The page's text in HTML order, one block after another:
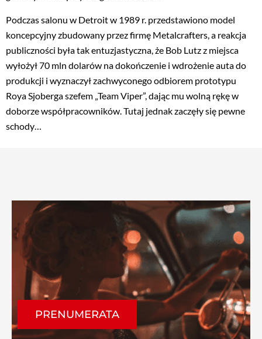
Podczas salonu w Detroit w 1989 r. przedstawiono model
koncepcyjny zbudowany przez firmę Metalcrafters, a reakcja
publiczności była tak entuzjastyczna, że Bob Lutz z miejsca
wyłożył 70 mln dolarów na dokończenie i wdrożenie auta do
produkcji i wyznaczył zachwyconego odbiorem prototypu
Roya Sjoberga szefem „Team Viper”, dając mu wolną rękę w
doborze współpracowników. Tutaj jednak zaczęły się pewne
schody…
PRENUMERATA